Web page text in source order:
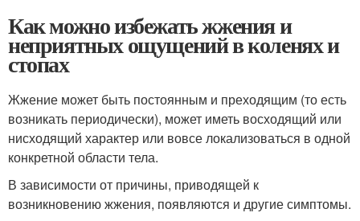
Как можно избежать жжения и
неприятных ощущений в коленях и
стопах
Жжение может быть постоянным и преходящим (то есть
возникать периодически), может иметь восходящий или
нисходящий характер или вовсе локализоваться в одной
конкретной области тела.
В зависимости от причины, приводящей к
возникновению жжения, появляются и другие симптомы.